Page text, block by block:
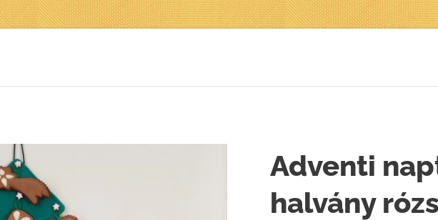
Adventi
halvány